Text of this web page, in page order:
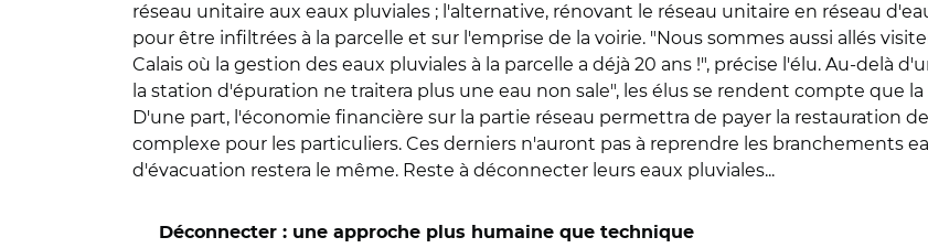
réseau unitaire aux eaux pluviales ; l'alternative, rénovant le réseau unitaire en réseau
pour être infiltrées à la parcelle et sur l'emprise de la voirie. "Nous sommes aussi allés
Calais où la gestion des eaux pluviales à la parcelle a déjà 20 ans !", précise l'élu. Au-delà
la station d'épuration ne traitera plus une eau non sale", les élus se rendent compte que
D'une part, l'économie financière sur la partie réseau permettra de payer la restauration
complexe pour les particuliers. Ces derniers n'auront pas à reprendre les branchements
d'évacuation restera le même. Reste à déconnecter leurs eaux pluviales...
Déconnecter : une approche plus humaine que technique